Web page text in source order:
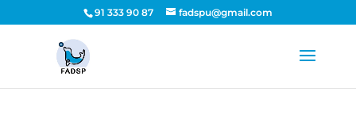
91 333 90 87 fadspu@gmail.com